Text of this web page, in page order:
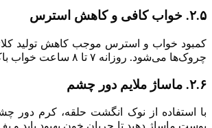
۲.۵. خواب کافی و کاهش استرس
کمبود خواب و استرس موجب کاهش تولید
چروک‌ها می‌شود. روزانه ۷ تا ۸ ساعت خواب باکیفیت داشته باشید.
۲.۶. ماساژ ملایم دور چشم
با استفاده از نوک انگشت حلقه، کرم دور